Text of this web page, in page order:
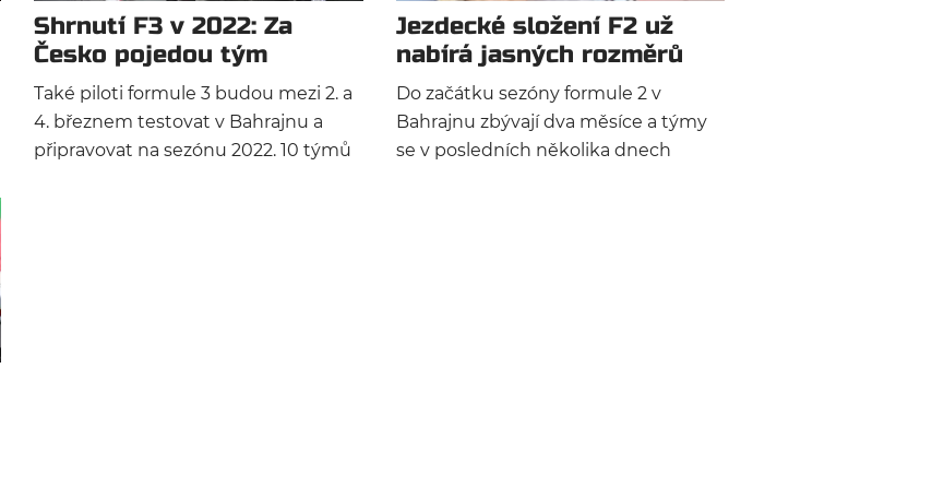
Shrnutí F3 v 2022: Za
Česko pojedou tým
Charouz a Staněk
Také piloti formule 3 budou mezi 2. a
4. březnem testovat v Bahrajnu a
připravovat na sezónu 2022. 10 týmů
Jezdecké složení F2 už
nabírá jasných rozměrů
Do začátku sezóny formule 2 v
Bahrajnu zbývají dva měsíce a týmy
se v posledních několika dnech